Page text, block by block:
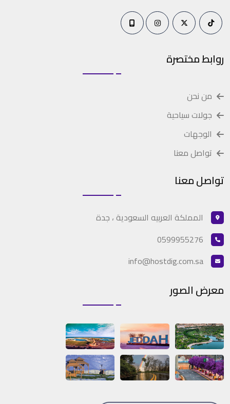
روابط مختصرة
من نحن
جولات سياحية
الوجهات
تواصل معنا
تواصل معنا
المملكة العربيه السعودية ، جدة
0599955276
info@hostdig.com.sa
معرض الصور